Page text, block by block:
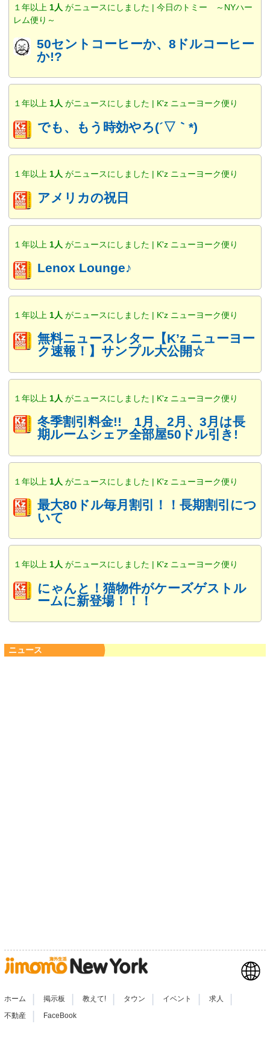
１年以上 1人 がニュースにしました | 今日のトミー ～NYハー
レム便り～
50セントコーヒーか、8ドルコーヒー
か!?
１年以上 1人 がニュースにしました | K'z ニューヨーク便り
でも、もう時効やろ(´▽｀*)
１年以上 1人 がニュースにしました | K'z ニューヨーク便り
アメリカの祝日
１年以上 1人 がニュースにしました | K'z ニューヨーク便り
Lenox Lounge♪
１年以上 1人 がニュースにしました | K'z ニューヨーク便り
無料ニュースレター【K’z ニューヨー
ク速報！】サンプル大公開☆
１年以上 1人 がニュースにしました | K'z ニューヨーク便り
冬季割引料金!! 1月、2月、3月は長
期ルームシェア全部屋50ドル引き!
１年以上 1人 がニュースにしました | K'z ニューヨーク便り
最大80ドル毎月割引！！長期割引につ
いて
１年以上 1人 がニュースにしました | K'z ニューヨーク便り
にゃんと！猫物件がケーズゲストル
ームに新登場！！！
ニュース
ホーム 掲示板 教えて! タウン イベント 求人
不動産 | FaceBook